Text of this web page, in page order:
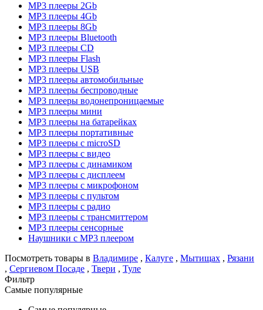
MP3 плееры 2Gb
MP3 плееры 4Gb
MP3 плееры 8Gb
MP3 плееры Bluetooth
MP3 плееры CD
MP3 плееры Flash
MP3 плееры USB
MP3 плееры автомобильные
MP3 плееры беспроводные
MP3 плееры водонепроницаемые
MP3 плееры мини
MP3 плееры на батарейках
MP3 плееры портативные
MP3 плееры с microSD
MP3 плееры с видео
MP3 плееры с динамиком
MP3 плееры с дисплеем
MP3 плееры с микрофоном
MP3 плееры с пультом
MP3 плееры с радио
MP3 плееры с трансмиттером
MP3 плееры сенсорные
Наушники с MP3 плеером
Посмотреть товары в Владимире , Калуге , Мытищах , Рязани
, Сергиевом Посаде , Твери , Туле
Фильтр
Самые популярные